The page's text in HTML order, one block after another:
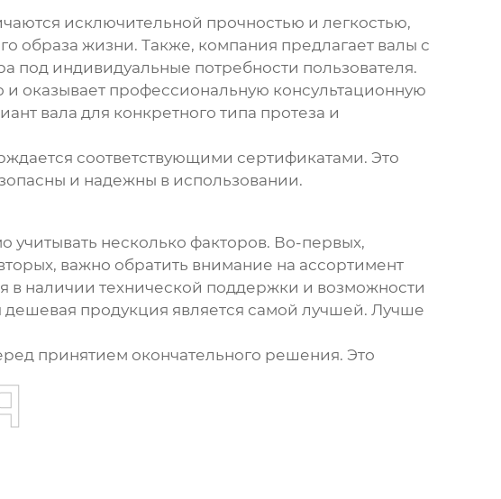
исключительной прочностью и легкостью,
образа жизни. Также, компания предлагает валы с
индивидуальные потребности пользователя.
и оказывает профессиональную консультационную
вала для конкретного типа протеза и
соответствующими сертификатами. Это
и надежны в использовании.
несколько факторов. Во-первых,
важно обратить внимание на ассортимент
в наличии технической поддержки и возможности
дешевая продукция является самой лучшей. Лучше
принятием окончательного решения. Это